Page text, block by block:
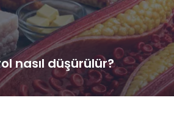
nasıl düşürülür?